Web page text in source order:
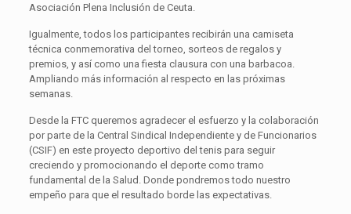
Asociación Plena Inclusión de Ceuta.
Igualmente, todos los participantes recibirán una camiseta
técnica conmemorativa del torneo, sorteos de regalos y
premios, y así como una fiesta clausura con una barbacoa.
Ampliando más información al respecto en las próximas
semanas.
Desde la FTC queremos agradecer el esfuerzo y la colaboración
por parte de la Central Sindical Independiente y de Funcionarios
(CSIF) en este proyecto deportivo del tenis para seguir
creciendo y promocionando el deporte como tramo
fundamental de la Salud. Donde pondremos todo nuestro
empeño para que el resultado borde las expectativas.